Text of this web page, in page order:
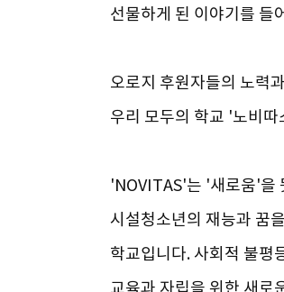
선물하게 된 이야기를 들
오로지 후원자들의 노력
우리 모두의 학교 '노비
'NOVITAS'는 '새로움'을
시설청소년의 재능과 꿈
학교입니다. 사회적 불평